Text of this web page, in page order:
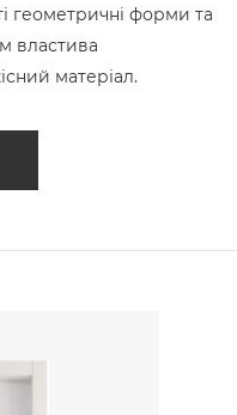
геометричні форми та
властива
матеріал.